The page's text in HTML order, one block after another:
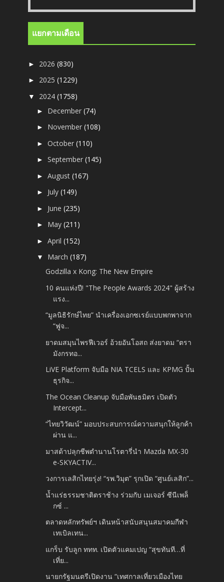
แยกตามเดือน
► 2026(830)
► 2025(1229)
▼ 2024(1758)
► December(74)
► November(108)
►October(110)
►September(145)
►August(167)
► July(149)
► June(235)
► May(211)
►April(152)
▼ March(187)
Godzilla x Kong: The New Empire
10 คนแห่งปี! "The People Awards 2024" ผู้สร้าง
แรง...
“มูลนิธิรักษ์ไทย” นำเครื่องเอกซเรย์แบบพกพาจาก
“ฟูจ...
ยาดมสมุนไพรฟีเวอร์ อ้วยอันโอสถ ส่งยาดม “ตรา
มังกรทอ...
LiVE Platform จับมือ NIA TCELS และ KPMG ปั้น
ธุรกิจ...
The Ocean Cleanup จับมือพันธมิตร เปิดตัว
Intercept...
“ไทยวิวัฒน์” มอบประสบการณ์ความสนุกให้ลูกค้า
ผ่าน แ...
มาสด้าปลุกชีพตำนานโรตารี่นำ Mazda MX-30
e-SKYACTIV...
วงการเลสิกไทยรุ่ง! “รพ.วิมุต” รุกเปิด “ศูนย์เลสิก”...
น้ำแร่ธรรมชาติตราช้าง ร่วมกับ เมเจอร์ ซีนีเพล็
กซ์ ...
ตลาดหลักทรัพย์ฯ เดินหน้าสนับสนุนสมาคมกีฬา
เทเบิลเทน...
แกร็บ รับลูก ททท. เปิดตัวแคมเปญ “สุขทันที…ที่
เที่ย...
นายกรัฐมนตรีเปิดงาน “เทศกาลเที่ยวเมืองไทย